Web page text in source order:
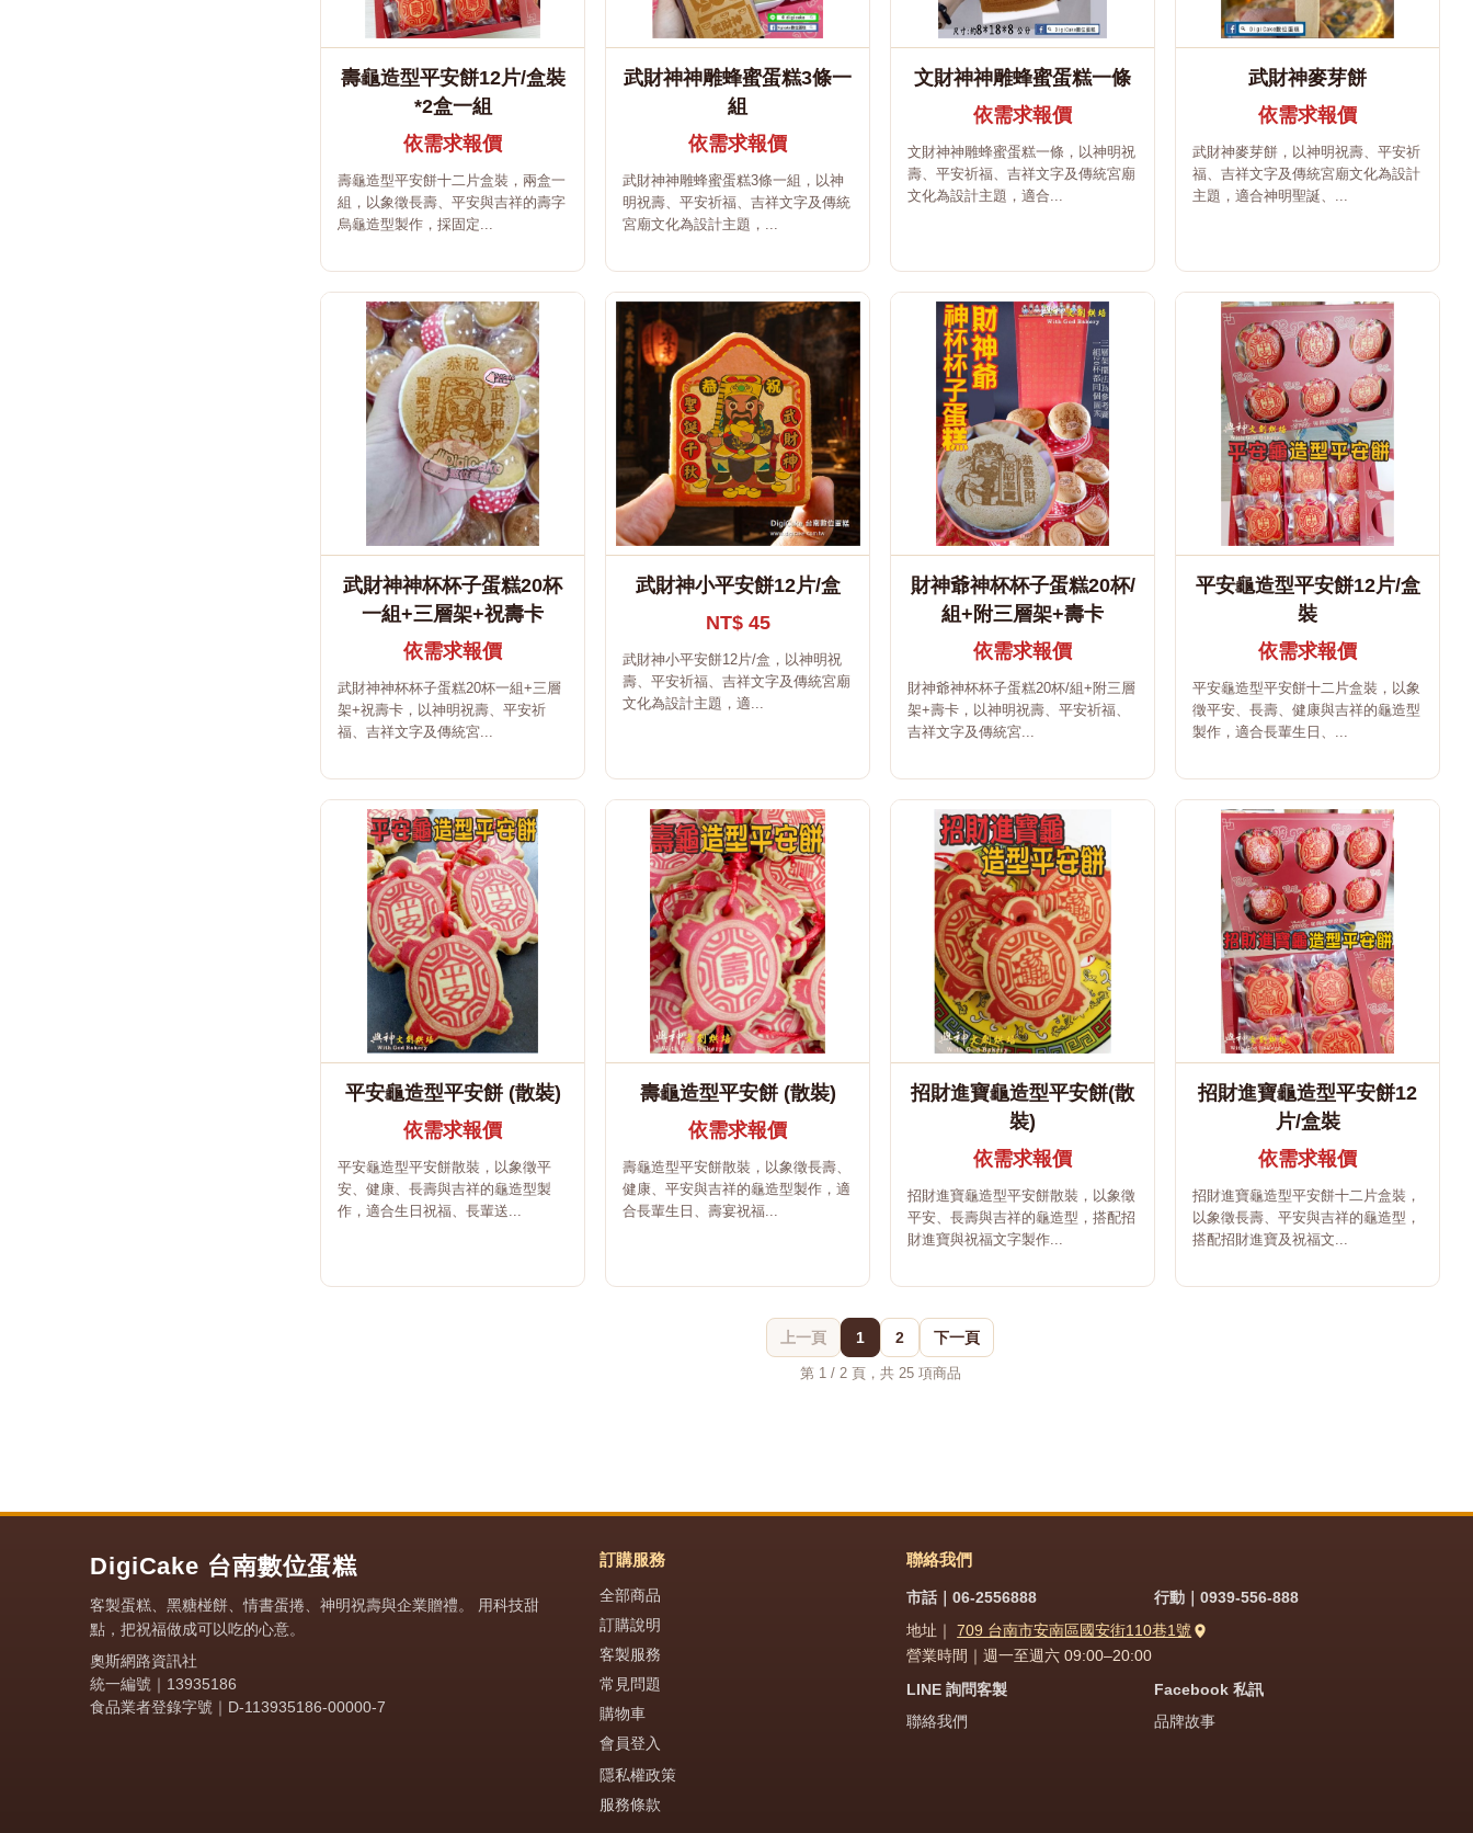
壽龜造型平安餅12片/盒裝
*2盒一組
依需求報價
壽龜造型平安餅十二片盒裝，兩盒一
組，以象徵長壽、平安與吉祥的壽字
烏龜造型製作，採固定...
武財神神雕蜂蜜蛋糕3條一
組
依需求報價
武財神神雕蜂蜜蛋糕3條一組，以神
明祝壽、平安祈福、吉祥文字及傳統
宮廟文化為設計主題，...
文財神神雕蜂蜜蛋糕一條
依需求報價
文財神神雕蜂蜜蛋糕一條，以神明祝
壽、平安祈福、吉祥文字及傳統宮廟
文化為設計主題，適合...
武財神麥芽餅
依需求報價
武財神麥芽餅，以神明祝壽、平安祈
福、吉祥文字及傳統宮廟文化為設計
主題，適合神明聖誕、...
武財神神杯杯子蛋糕20杯
一組+三層架+祝壽卡
依需求報價
武財神神杯杯子蛋糕20杯一組+三層
架+祝壽卡，以神明祝壽、平安祈
福、吉祥文字及傳統宮...
武財神小平安餅12片/盒
NT$ 45
武財神小平安餅12片/盒，以神明祝
壽、平安祈福、吉祥文字及傳統宮廟
文化為設計主題，適...
財神爺神杯杯子蛋糕20杯/
組+附三層架+壽卡
依需求報價
財神爺神杯杯子蛋糕20杯/組+附三層
架+壽卡，以神明祝壽、平安祈福、
吉祥文字及傳統宮...
平安龜造型平安餅12片/盒
裝
依需求報價
平安龜造型平安餅十二片盒裝，以象
徵平安、長壽、健康與吉祥的龜造型
製作，適合長輩生日、...
平安龜造型平安餅 (散裝)
依需求報價
平安龜造型平安餅散裝，以象徵平
安、健康、長壽與吉祥的龜造型製
作，適合生日祝福、長輩送...
壽龜造型平安餅 (散裝)
依需求報價
壽龜造型平安餅散裝，以象徵長壽、
健康、平安與吉祥的龜造型製作，適
合長輩生日、壽宴祝福...
招財進寶龜造型平安餅(散
裝)
依需求報價
招財進寶龜造型平安餅散裝，以象徵
平安、長壽與吉祥的龜造型，搭配招
財進寶與祝福文字製作...
招財進寶龜造型平安餅12
片/盒裝
依需求報價
招財進寶龜造型平安餅十二片盒裝，
以象徵長壽、平安與吉祥的龜造型，
搭配招財進寶及祝福文...
上一頁 1 2 下一頁
第 1 / 2 頁，共 25 項商品
DigiCake 台南數位蛋糕
客製蛋糕、黑糖椪餅、情書蛋捲、神明祝壽與企業贈禮。 用科技甜
點，把祝福做成可以吃的心意。
奧斯網路資訊社
統一編號｜13935186
食品業者登錄字號｜D-113935186-00000-7
訂購服務
全部商品
訂購說明
客製服務
常見問題
購物車
會員登入
隱私權政策
服務條款
聯絡我們
市話｜06-2556888
行動｜0939-556-888
地址｜709 台南市安南區國安街110巷1號
營業時間｜週一至週六 09:00–20:00
LINE 詢問客製
Facebook 私訊
聯絡我們
品牌故事